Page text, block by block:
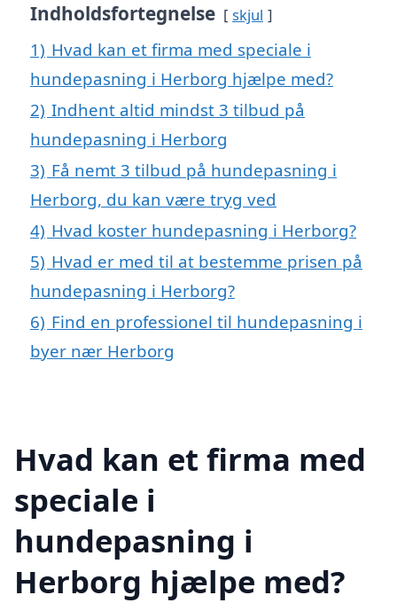
Indholdsfortegnelse skjul
1) Hvad kan et firma med speciale i
hundepasning i Herborg hjælpe med?
2) Indhent altid mindst 3 tilbud på
hundepasning i Herborg
3) Få nemt 3 tilbud på hundepasning i
Herborg, du kan være tryg ved
4) Hvad koster hundepasning i Herborg?
5) Hvad er med til at bestemme prisen på
hundepasning i Herborg?
6) Find en professionel til hundepasning i
byer nær Herborg
Hvad kan et firma med
speciale i
hundepasning i
Herborg hjælpe med?